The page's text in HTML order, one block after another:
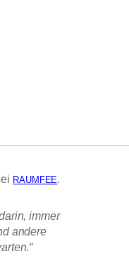
RAUMFEE.
immer
andere